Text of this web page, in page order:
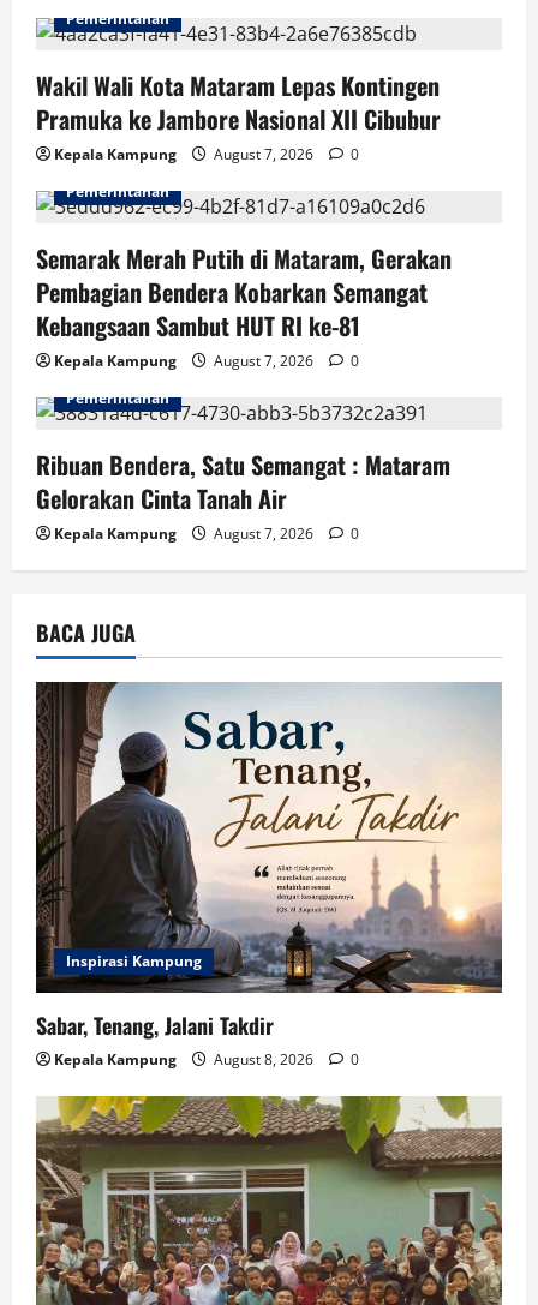
t
i
o
n
Pemerintahan
Wakil Wali Kota Mataram Lepas Kontingen
Pramuka ke Jambore Nasional XII Cibubur
Kepala Kampung August 7, 2026
0
Pemerintahan
Semarak Merah Putih di Mataram, Gerakan
Pembagian Bendera Kobarkan Semangat
Kebangsaan Sambut HUT RI ke-81
Kepala Kampung August 7, 2026
0
Pemerintahan
Ribuan Bendera, Satu Semangat : Mataram
Gelorakan Cinta Tanah Air
Kepala Kampung August 7, 2026 0
BACA JUGA
Inspirasi Kampung
Sabar, Tenang, Jalani Takdir
Kepala Kampung August 8, 2026 0